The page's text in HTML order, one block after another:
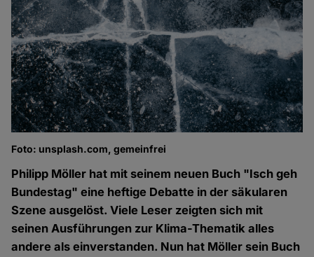
Foto: unsplash.com, gemeinfrei
Philipp Möller hat mit seinem neuen Buch "Isch geh
Bundestag" eine heftige Debatte in der säkularen
Szene ausgelöst. Viele Leser zeigten sich mit
seinen Ausführungen zur Klima-Thematik alles
andere als einverstanden. Nun hat Möller sein Buch